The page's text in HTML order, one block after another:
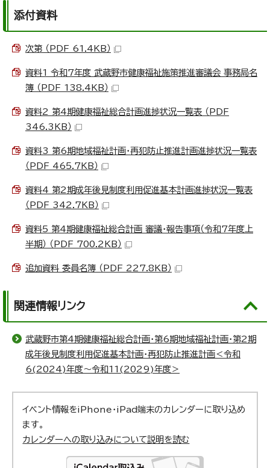
添付資料
次第 （PDF 61.4KB）
資料1 令和7年度 武蔵野市健康福祉施策推進審議会 事務局名
簿 （PDF 138.4KB）
資料2 第4期健康福祉総合計画進捗状況一覧表 （PDF
346.3KB）
資料3 第6期地域福祉計画・再犯防止推進計画進捗状況一覧表
（PDF 465.7KB）
資料4 第2期成年後見制度利用促進基本計画進捗状況一覧表
（PDF 342.7KB）
資料5 第4期健康福祉総合計画 審議・報告事項（令和7年度上
半期） （PDF 700.2KB）
追加資料 委員名簿 （PDF 227.8KB）
関連情報リンク
武蔵野市第4期健康福祉総合計画・第6期地域福祉計画・第2期
成年後見制度利用促進基本計画・再犯防止推進計画＜令和
6(2024)年度～令和11(2029)年度＞
イベント情報をiPhone・iPad端末のカレンダーに取り込め
ます。
カレンダーへの取り込みについて説明を読む